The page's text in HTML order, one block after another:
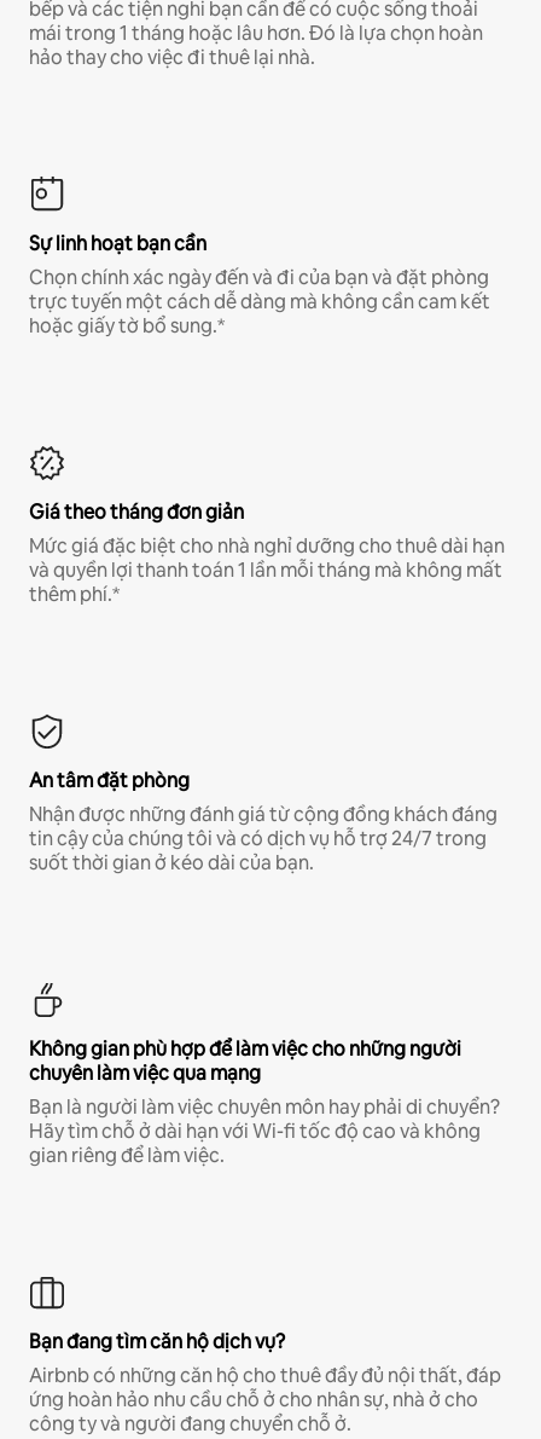
bếp và các tiện nghi bạn cần để có cuộc sống thoải
mái trong 1 tháng hoặc lâu hơn. Đó là lựa chọn hoàn
hảo thay cho việc đi thuê lại nhà.
Sự linh hoạt bạn cần
Chọn chính xác ngày đến và đi của bạn và đặt phòng
trực tuyến một cách dễ dàng mà không cần cam kết
hoặc giấy tờ bổ sung.*
Giá theo tháng đơn giản
Mức giá đặc biệt cho nhà nghỉ dưỡng cho thuê dài hạn
và quyền lợi thanh toán 1 lần mỗi tháng mà không mất
thêm phí.*
An tâm đặt phòng
Nhận được những đánh giá từ cộng đồng khách đáng
tin cậy của chúng tôi và có dịch vụ hỗ trợ 24/7 trong
suốt thời gian ở kéo dài của bạn.
Không gian phù hợp để làm việc cho những người
chuyên làm việc qua mạng
Bạn là người làm việc chuyên môn hay phải di chuyển?
Hãy tìm chỗ ở dài hạn với Wi-fi tốc độ cao và không
gian riêng để làm việc.
Bạn đang tìm căn hộ dịch vụ?
Airbnb có những căn hộ cho thuê đầy đủ nội thất, đáp
ứng hoàn hảo nhu cầu chỗ ở cho nhân sự, nhà ở cho
công ty và người đang chuyển chỗ ở.